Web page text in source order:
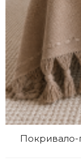
Покривало-